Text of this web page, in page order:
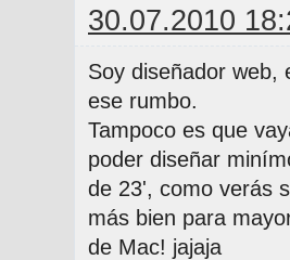
30.07.2010
Soy diseñador web,
ese rumbo.
Tampoco es que
poder diseñar
de 23', como verás
más bien para
de Mac! jajaja